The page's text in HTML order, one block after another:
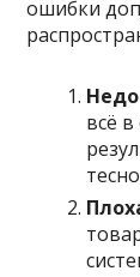
ошибки
всё